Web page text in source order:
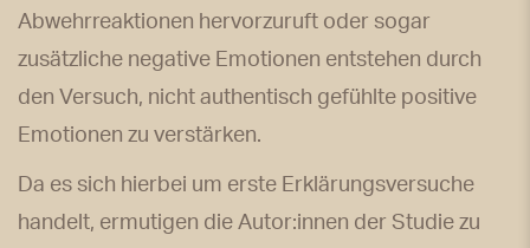
Abwehrreaktionen hervorzuruft oder sogar
zusätzliche negative Emotionen entstehen durch
den Versuch, nicht authentisch gefühlte positive
Emotionen zu verstärken.
Da es sich hierbei um erste Erklärungsversuche
handelt, ermutigen die Autor:innen der Studie zu